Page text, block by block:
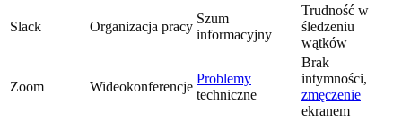
Slack Organizacja pracy
Szum
informacyjny
Trudność w
śledzeniu
wątków
Zoom Wideokonferencje
Problemy
techniczne
Brak
intymności,
zmęczenie
ekranem